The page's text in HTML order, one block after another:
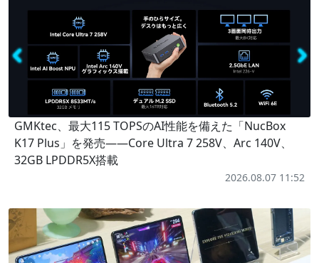
GMKtec、最大115 TOPSのAI性能を備えた「NucBox
K17 Plus」を発売――Core Ultra 7 258V、Arc 140V、
32GB LPDDR5X搭載
2026.08.07 11:52